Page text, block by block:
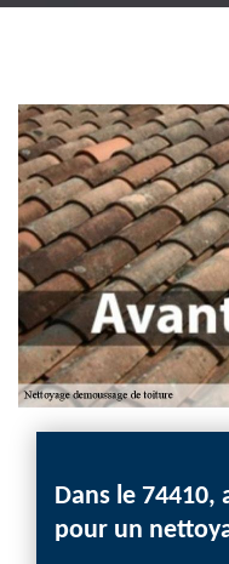
Dans le 74410,
pour un